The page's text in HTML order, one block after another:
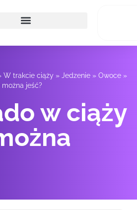
W trakcie ciąży » Jedzenie » Owoce »
jeść?
w ciąży